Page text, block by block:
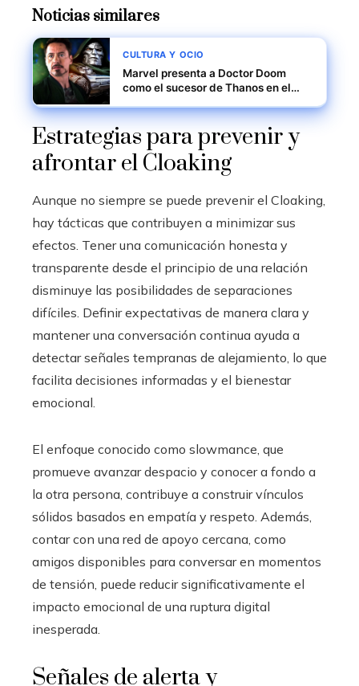
Noticias similares
CULTURA Y OCIO
Marvel presenta a Doctor Doom
como el sucesor de Thanos en el
Estrategias para prevenir y
afrontar el Cloaking
Aunque no siempre se puede prevenir el Cloaking,
hay tácticas que contribuyen a minimizar sus
efectos. Tener una comunicación honesta y
transparente desde el principio de una relación
disminuye las posibilidades de separaciones
difíciles. Definir expectativas de manera clara y
mantener una conversación continua ayuda a
detectar señales tempranas de alejamiento, lo que
facilita decisiones informadas y el bienestar
emocional.
El enfoque conocido como slowmance, que
promueve avanzar despacio y conocer a fondo a
la otra persona, contribuye a construir vínculos
sólidos basados en empatía y respeto. Además,
contar con una red de apoyo cercana, como
amigos disponibles para conversar en momentos
de tensión, puede reducir significativamente el
impacto emocional de una ruptura digital
inesperada.
Señales de alerta y